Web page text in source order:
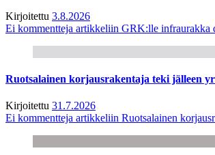
Kirjoitettu 3.8.2026
Ei kommentteja artikkeliin GRK:lle infraurakka
Ruotsalainen korjausrakentaja teki jälleen
Kirjoitettu 31.7.2026
Ei kommentteja artikkeliin Ruotsalainen